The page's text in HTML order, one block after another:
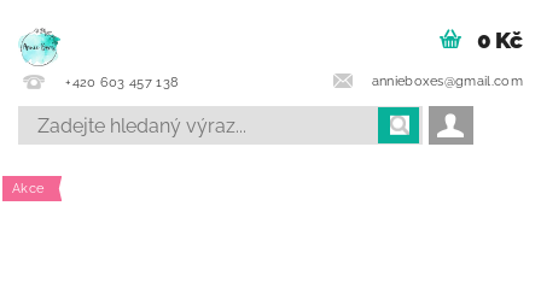
+420 603 457 138 annieboxes@gmail.com
0 Kč
Akce